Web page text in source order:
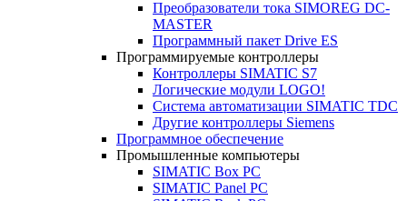
Преобразователи тока SIMOREG DC-
MASTER
Программный пакет Drive ES
Программируемые контроллеры
Контроллеры SIMATIC S7
Логические модули LOGO!
Система автоматизации SIMATIC TDC
Другие контроллеры Siemens
Программное обеспечение
Промышленные компьютеры
SIMATIC Box PC
SIMATIC Panel PС